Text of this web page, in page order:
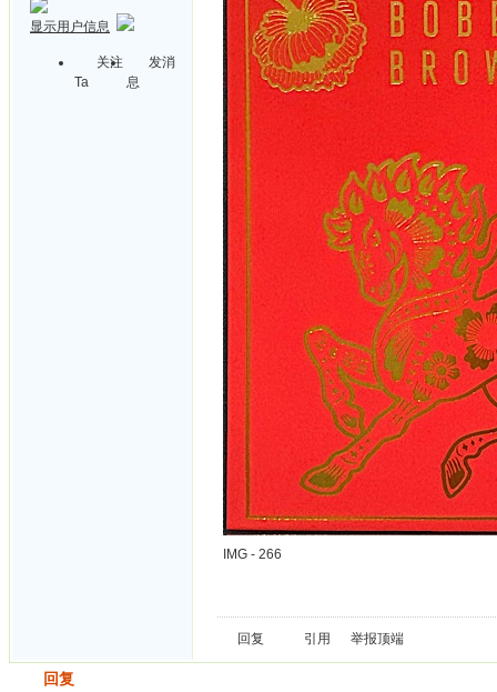
显示用户信息
关注
Ta
发消
息
IMG - 266
回复 引用 举报顶端
回复